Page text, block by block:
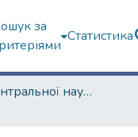
за
Статистика
Історія Центральної наукової бібліотеки у фотографіях